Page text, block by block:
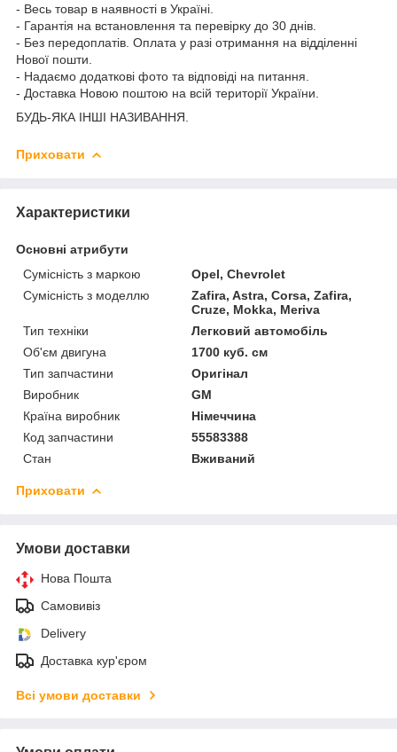
- Весь товар в наявності в Україні.
- Гарантія на встановлення та перевірку до 30 днів.
- Без передоплатів. Оплата у разі отримання на відділенні
Нової пошти.
- Надаємо додаткові фото та відповіді на питання.
- Доставка Новою поштою на всій території України.
БУДЬ-ЯКА ІНШІ НАЗИВАННЯ.
Приховати
Характеристики
Основні атрибути
Сумісність з маркою
Opel, Chevrolet
Сумісність з моделлю
Zafira, Astra, Corsa, Zafira,
Cruze, Mokka, Meriva
Тип техніки
Легковий автомобіль
Об'єм двигуна
1700 куб. см
Тип запчастини
Оригінал
Виробник
GM
Країна виробник
Німеччина
Код запчастини
55583388
Стан
Вживаний
Приховати
Умови доставки
Нова Пошта
Самовивіз
Delivery
Доставка кур'єром
Всі умови доставки